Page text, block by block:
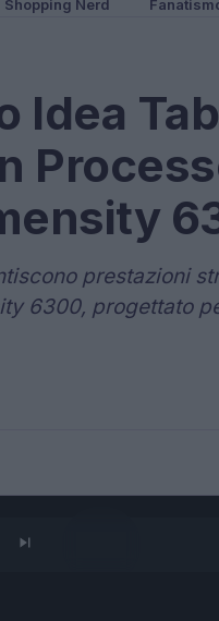
Shopping Nerd
Idea
prestazioni
6300, progettato